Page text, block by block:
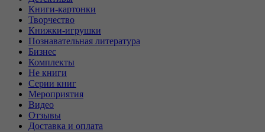
Книги-картонки
Творчество
Книжки-игрушки
Познавательная литература
Бизнес
Комплекты
Не книги
Серии книг
Мероприятия
Видео
Отзывы
Доставка и оплата